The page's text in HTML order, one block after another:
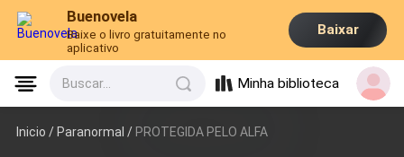
Buenovela
Baixe o livro gratuitamente no
aplicativo
Baixar
Buscar... Minha biblioteca
Inicio /Paranormal / PROTEGIDA PELO ALFA